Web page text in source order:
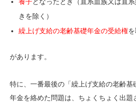
きを除く）
繰上げ支給の老齢基礎年金の受給権
があります。
特に、一番最後の「繰上げ支給の老齢
年金を絡めた問題は、ちょくちょく出題